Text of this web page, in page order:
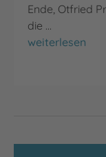
Ende, Otfried
die …
Das
weiterlesen